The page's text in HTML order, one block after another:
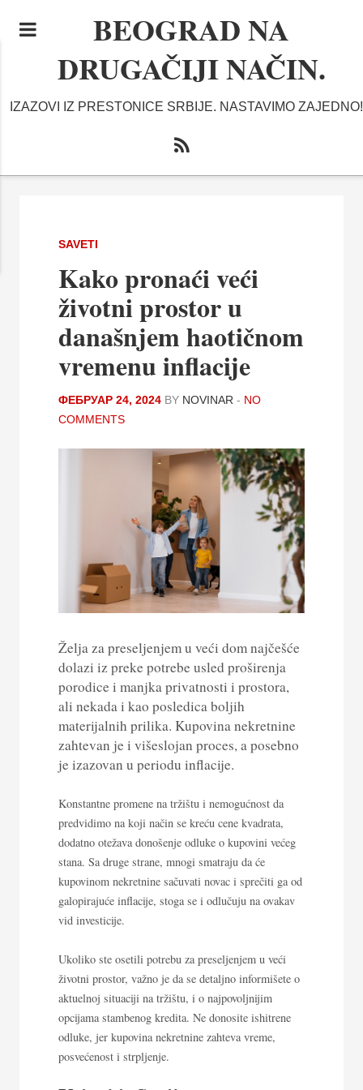
BEOGRAD NA
DRUGAČIJI NAČIN.
IZAZOVI IZ PRESTONICE SRBIJE. NASTAVIMO ZAJEDNO!
SAVETI
Kako pronaći veći
životni prostor u
današnjem haotičnom
vremenu inflacije
ФЕБРУАР 24, 2024 BY NOVINAR - NO
COMMENTS
Želja za preseljenjem u veći dom najčešće
dolazi iz preke potrebe usled proširenja
porodice i manjka privatnosti i prostora,
ali nekada i kao posledica boljih
materijalnih prilika. Kupovina nekretnine
zahtevan je i višeslojan proces, a posebno
je izazovan u periodu inflacije.
Konstantne promene na tržištu i nemogućnost da
predvidimo na koji način se kreću cene kvadrata,
dodatno otežava donošenje odluke o kupovini većeg
stana. Sa druge strane, mnogi smatraju da će
kupovinom nekretnine sačuvati novac i sprečiti ga od
galopirajuće inflacije, stoga se i odlučuju na ovakav
vid investicije.
Ukoliko ste osetili potrebu za preseljenjem u veći
životni prostor, važno je da se detaljno informišete o
aktuelnoj situaciji na tržištu, i o najpovoljnijim
opcijama stambenog kredita. Ne donosite ishitrene
odluke, jer kupovina nekretnine zahteva vreme,
posvećenost i strpljenje.